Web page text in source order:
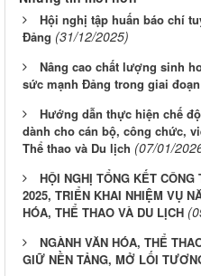
Hội nghị tập huấn báo chí
Đảng (31/12/2025)
Nâng cao chất lượng sinh
sức mạnh Đảng trong giai
Hướng dẫn thực hiện chế
dành cho cán bộ, công chức,
Thể thao và Du lịch (07/01/
HỘI NGHỊ TỔNG KẾT
2025, TRIỂN KHAI NHIỆM VỤ
HÓA, THỂ THAO VÀ DU LỊCH
NGÀNH VĂN HÓA, THỂ
GIỮ NỀN TẢNG, MỞ LỐI